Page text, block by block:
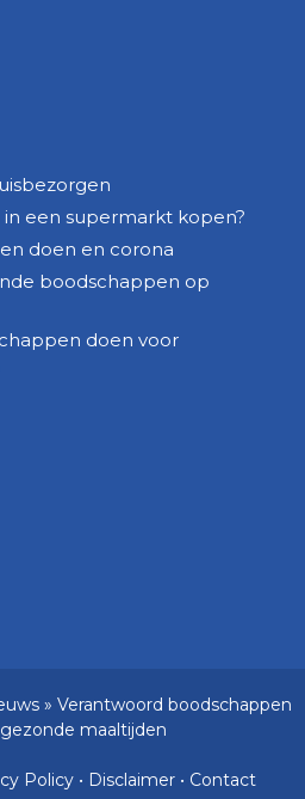
een supermarkt kopen?
doen en corona
boodschappen op
doen voor
» Verantwoord boodschappen
maaltijden
Policy• Disclaimer• Contact